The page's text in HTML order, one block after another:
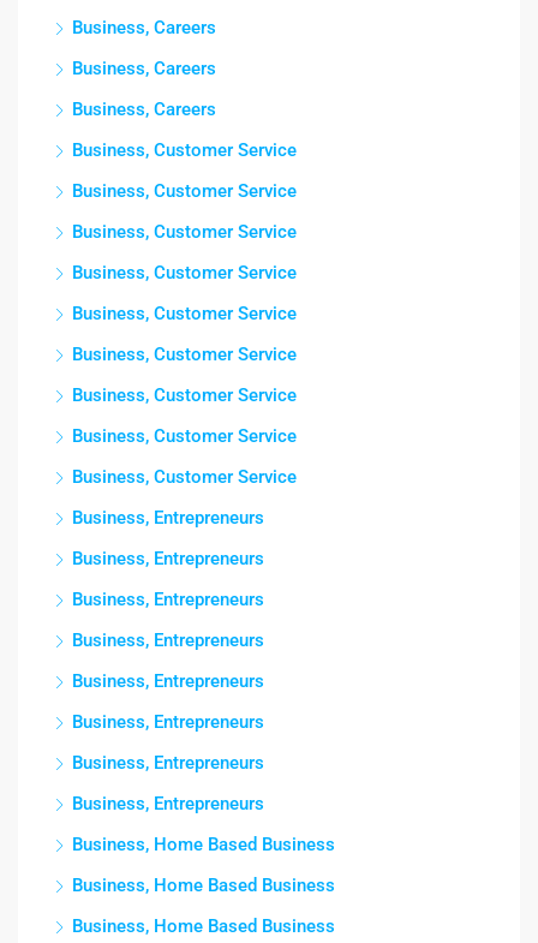
Business, Careers
Business, Careers
Business, Careers
Business, Customer Service
Business, Customer Service
Business, Customer Service
Business, Customer Service
Business, Customer Service
Business, Customer Service
Business, Customer Service
Business, Customer Service
Business, Customer Service
Business, Entrepreneurs
Business, Entrepreneurs
Business, Entrepreneurs
Business, Entrepreneurs
Business, Entrepreneurs
Business, Entrepreneurs
Business, Entrepreneurs
Business, Entrepreneurs
Business, Home Based Business
Business, Home Based Business
Business, Home Based Business